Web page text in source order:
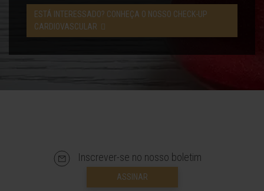
ESTÁ INTERESSADO? CONHEÇA O NOSSO CHECK-UP
CARDIOVASCULAR
Inscrever-se no nosso boletim
ASSINAR